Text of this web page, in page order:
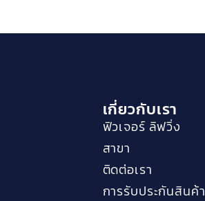
เกี่ยวกับเรา
ฟิวเจอร์ ลิฟวิ่ง
สาขา
ติดต่อเรา
การรับประกันสินค้า